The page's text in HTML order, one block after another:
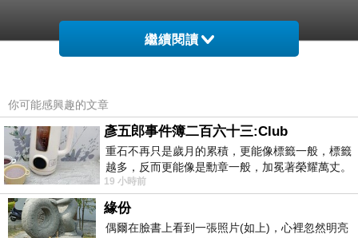
繼續閱讀
你可能感興趣的文章
彥五郎事件簿二百六十三:Club
重石不再只是歲月的累積，更能像標籤一般，標籤
越多，反而更能像是勳章一般，加冕著榮耀萬丈。
習慣一如縱容，成了再難輕輕放下的罪證
19 小時前
緣份
偶爾在臉書上看到一張照片(如上)，心裡忽然明亮